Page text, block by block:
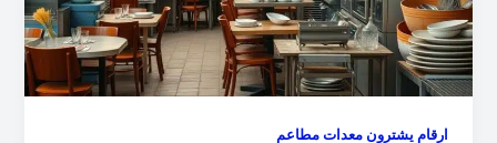
ارقام يشترون معدات مطاعم